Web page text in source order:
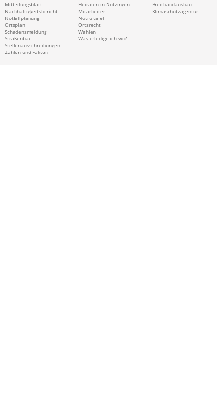
Mitteilungsblatt
Nachhaltigkeitsbericht
Notfallplanung
Ortsplan
Schadensmeldung
Straßenbau
Stellenausschreibungen
Zahlen und Fakten
Heiraten in Notzingen
Mitarbeiter
Notruftafel
Ortsrecht
Wahlen
Was erledige ich wo?
Breitbandausbau
Klimaschutzagentur